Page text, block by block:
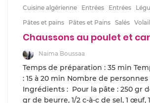
Cuisine algérienne Entrées Entrées
Pâtes et pains
Pâtes et Pains Salés
Chaussons au poulet et
Naima Boussaa
Temps de préparation : 35 min
: 15 à 20 min Nombre de personnes
Ingrédients : Pour la pâte : 250 gr
gr de beurre, 1/2 c-à-c de sel, 1 œuf,